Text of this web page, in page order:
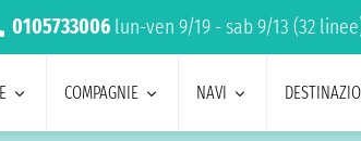
0105733006 lun-ven 9/19 - sab 9/13 (32
COMPAGNIE NAVI